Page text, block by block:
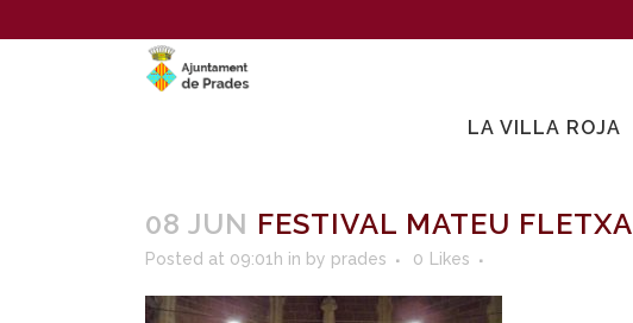
LA VILLA ROJA
08 JUN FESTIVAL MATEU FLETXA
Posted at 09:01h in by prades 0 Likes